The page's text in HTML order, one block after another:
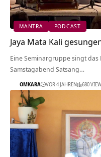
MANTRA PODCAST
Jaya Mata Kali
Eine Seminargruppe singt das
Samstagabend Satsang…
OMKARA VOR 4 JAHREN 680